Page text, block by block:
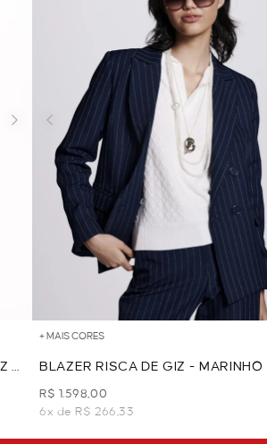
-
+ MAIS CORES
BLAZER RISCA DE GIZ - MARINHO
R$ 1.598,00
6x de R$ 266,33